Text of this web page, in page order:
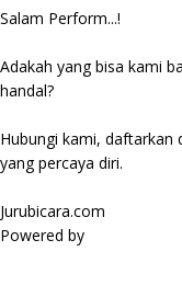
Salam Perform...!
Adakah yang bisa kami
handal?
Hubungi kami, daftarkan
yang percaya diri.
Jurubicara.com
Powered by